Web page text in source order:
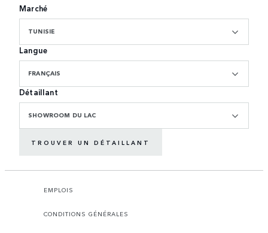
Marché
TUNISIE
Langue
FRANÇAIS
Détaillant
SHOWROOM DU LAC
TROUVER UN DÉTAILLANT
EMPLOIS
CONDITIONS GÉNÉRALES